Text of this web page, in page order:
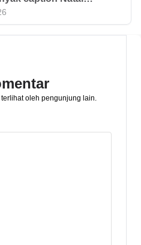
bisa dipilih saat hendak
sesuatu. Yuk, temukan
oleh pengunjung lain.